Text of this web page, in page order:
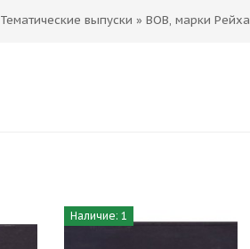
Тематические выпуски » ВОВ, марки Рейха
Наличие: 1